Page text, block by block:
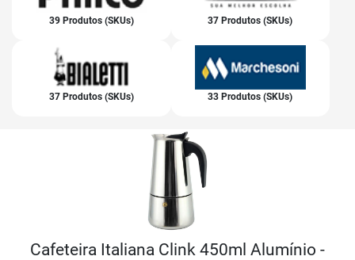
39 Produtos (SKUs) 37 Produtos (SKUs)
37 Produtos (SKUs) 33 Produtos (SKUs)
Cafeteira Italiana Clink 450ml Alumínio -